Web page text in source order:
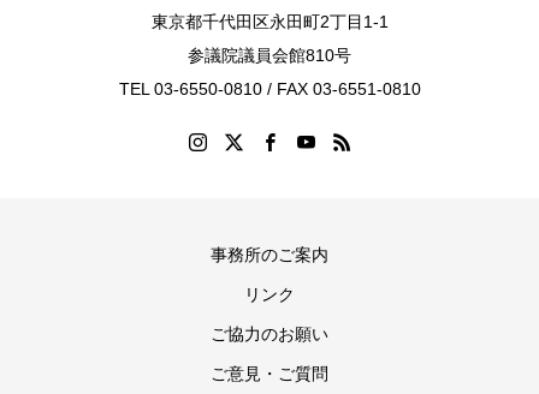
東京都千代田区永田町2丁目1-1
参議院議員会館810号
TEL 03-6550-0810 / FAX 03-6551-0810
事務所のご案内
リンク
ご協力のお願い
ご意見・ご質問